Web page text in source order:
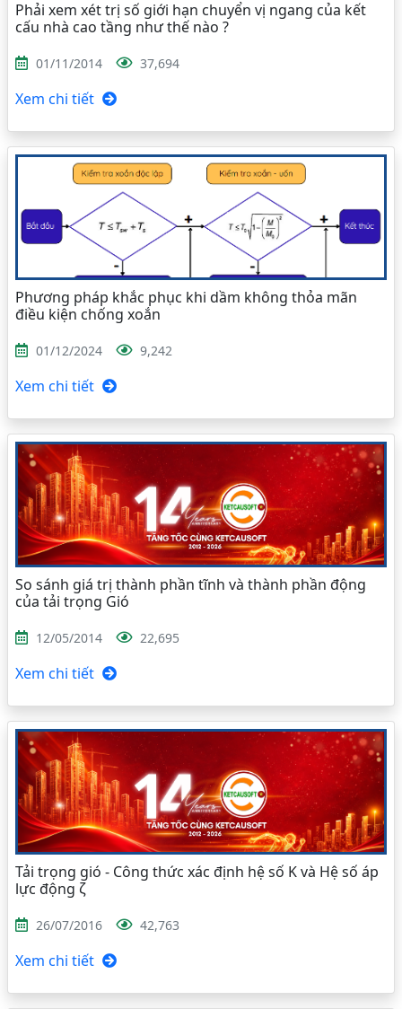
Phải xem xét trị số giới hạn chuyển vị ngang của kết
cấu nhà cao tầng như thế nào ?
01/11/2014 37,694
Xem chi tiết
Phương pháp khắc phục khi dầm không thỏa mãn
điều kiện chống xoắn
01/12/2024 9,242
Xem chi tiết
So sánh giá trị thành phần tĩnh và thành phần động
của tải trọng Gió
12/05/2014 22,695
Xem chi tiết
Tải trọng gió - Công thức xác định hệ số K và Hệ số áp
lực động ζ
26/07/2016 42,763
Xem chi tiết